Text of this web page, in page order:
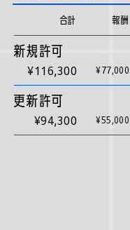
合計 ​報酬
新規許可
¥116,300 ¥77,000
更新許可
¥94,300 ¥55,000